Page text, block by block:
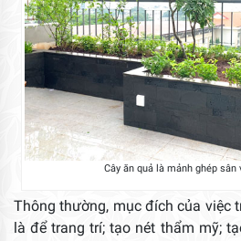
Cây ăn quả là mảnh ghép sân
Thông thường, mục đích của việc
là để trang trí; tạo nét thẩm mỹ;